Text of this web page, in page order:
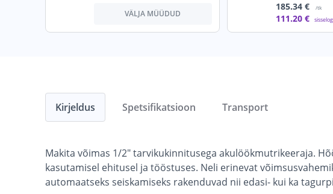
VÄLJA MÜÜDUD
185.34 € /tk
111.20 €
Kirjeldus
Makita võimas 1/2" tarvikukinnitusega akulöökmutrikeeraja.
kasutamisel ehitusel ja tööstuses. Neli erinevat
automaatseks seiskamiseks rakenduvad nii edasi- kui ka
Spetsifikatsioon Transport